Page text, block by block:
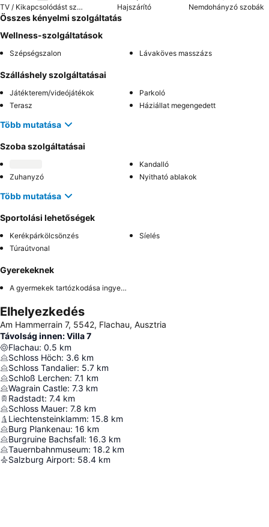
TV / Kikapcsolódást szolgáló extrák Hajszárító Nemdohányzó szobák
Összes kényelmi szolgáltatás
Wellness-szolgáltatások
Szépségszalon Lávaköves masszázs
Szálláshely szolgáltatásai
Játékterem/videójátékok
Parkoló
Terasz
Háziállat megengedett
Több mutatása
Szoba szolgáltatásai
Kandalló
Zuhanyzó
Nyitható ablakok
Több mutatása
Sportolási lehetőségek
Kerékpárkölcsönzés
Síelés
Túraútvonal
Gyerekeknek
A gyermekek tartózkodása ingyenes
Elhelyezkedés
Am Hammerrain 7, 5542, Flachau, Ausztria
Távolság innen: Villa 7
Flachau: 0.5 km
Schloss Höch: 3.6 km
Schloss Tandalier: 5.7 km
Schloß Lerchen: 7.1 km
Wagrain Castle: 7.3 km
Radstadt: 7.4 km
Schloss Mauer: 7.8 km
Liechtensteinklamm: 15.8 km
Burg Plankenau: 16 km
Burgruine Bachsfall: 16.3 km
Tauernbahnmuseum: 18.2 km
Salzburg Airport: 58.4 km